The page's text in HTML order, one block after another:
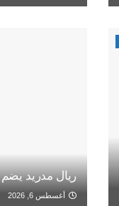
ريال مدريد يضم
أغسطس 6, 2026